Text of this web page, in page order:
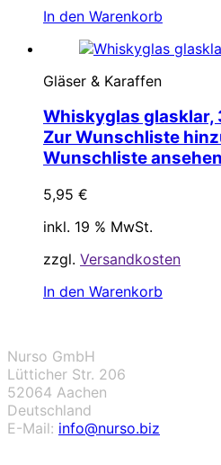
In den Warenkorb
Gläser & Karaffen
Whiskyglas glasklar,
Zur Wunschliste
Wunschliste ansehen
5,95 €
inkl. 19 % MwSt.
zzgl. Versandkosten
In den Warenkorb
Nurso GmbH
Lütticher Str. 206
52064 Aachen
Deutschland
E-Mail: info@nurso.biz